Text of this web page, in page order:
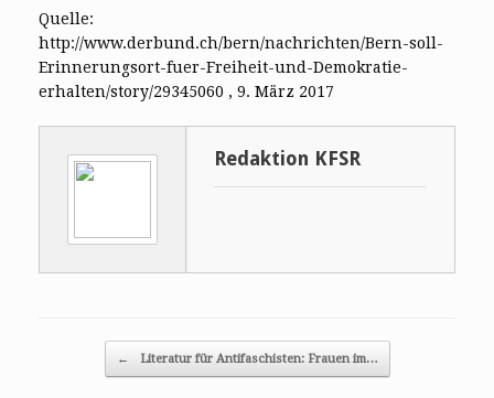
Quelle:
http://www.derbund.ch/bern/nachrichten/Bern-soll-
Erinnerungsort-fuer-Freiheit-und-Demokratie-
erhalten/story/29345060 , 9. März 2017
Redaktion KFSR
Post navigation
← Literatur für Antifaschisten: Frauen im…